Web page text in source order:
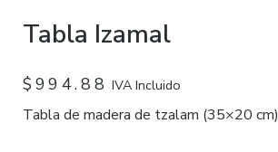
Tabla Izamal
$ 994.88 IVA Incluido
Tabla de madera de tzalam (35×20 cm)